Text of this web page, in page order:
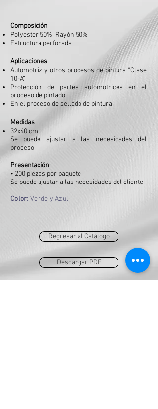
Composición
Polyester 50%, Rayón 50%
Estructura perforada
Aplicaciones
Automotriz y otros procesos de pintura “Clase
10-A”
Protección de partes automotrices en el
proceso de pintado
En el proceso de sellado de pintura
Medidas
32x40 cm
Se puede ajustar a las necesidades del
proceso
Presentación:
• 200 piezas por paquete
Se puede ajustar a las necesidades del cliente
Color: Verde y Azul
Descargar PDF
Regresar al Catálogo